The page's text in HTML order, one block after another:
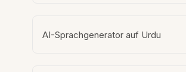
AI-Sprachgenerator auf Urdu